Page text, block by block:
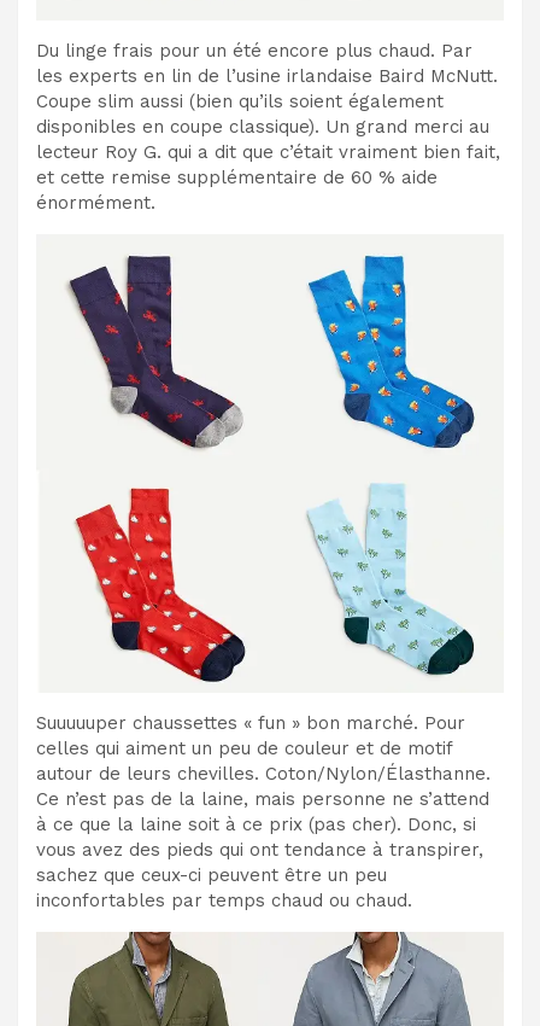
Du linge frais pour un été encore plus chaud. Par
les experts en lin de l’usine irlandaise Baird McNutt.
Coupe slim aussi (bien qu’ils soient également
disponibles en coupe classique). Un grand merci au
lecteur Roy G. qui a dit que c’était vraiment bien fait,
et cette remise supplémentaire de 60 % aide
énormément.
Suuuuuper chaussettes « fun » bon marché. Pour
celles qui aiment un peu de couleur et de motif
autour de leurs chevilles. Coton/Nylon/Élasthanne.
Ce n’est pas de la laine, mais personne ne s’attend
à ce que la laine soit à ce prix (pas cher). Donc, si
vous avez des pieds qui ont tendance à transpirer,
sachez que ceux-ci peuvent être un peu
inconfortables par temps chaud ou chaud.